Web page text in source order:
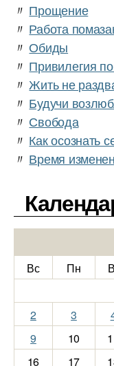
〃 Прощение
〃 Работа
〃 Обиды
〃 Привилегия
〃Жить не
〃 Будучи
〃 Свобода
〃 Как осознать
〃 Время
Вс
Пн
2
3
9
10
16
17